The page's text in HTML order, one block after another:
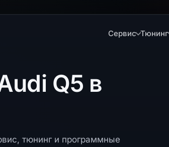
Сервис Тюнинг
Q5 в
тюнинг и программные